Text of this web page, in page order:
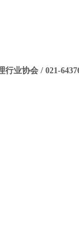
行业协会 / 021-